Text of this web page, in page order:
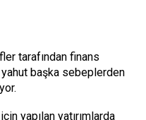
tarafından finans
başka sebeplerden
yapılan yatırımlarda